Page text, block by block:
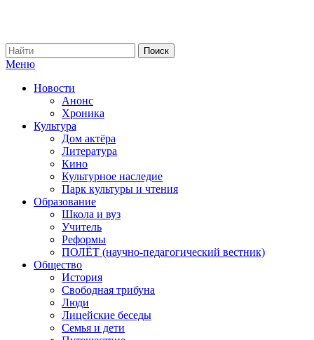
Меню
Новости
Анонс
Хроника
Культура
Дом актёра
Литература
Кино
Культурное наследие
Парк культуры и чтения
Образование
Школа и вуз
Учитель
Реформы
ПОЛЁТ (научно-педагогический вестник)
Общество
История
Свободная трибуна
Люди
Лицейские беседы
Семья и дети